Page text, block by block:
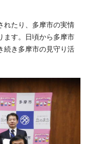
れたり、多摩市の実情
ます。日頃から多摩市
続き多摩市の見守り活